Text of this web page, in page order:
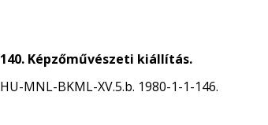
140. Képzőművészeti kiállítás.
HU-MNL-BKML-XV.5.b. 1980-1-1-146.